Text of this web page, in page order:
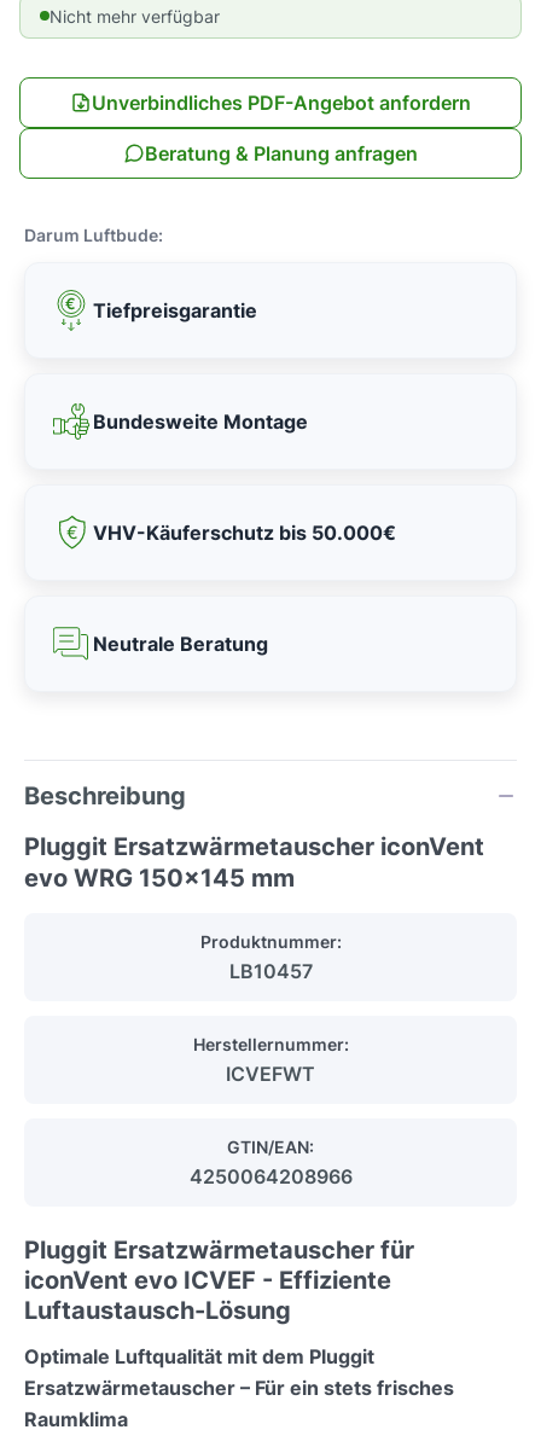
Nicht mehr verfügbar
Unverbindliches PDF-Angebot anfordern
Beratung & Planung anfragen
Darum Luftbude:
Tiefpreisgarantie
Bundesweite Montage
VHV-Käuferschutz bis 50.000€
Neutrale Beratung
Beschreibung
Pluggit Ersatzwärmetauscher iconVent
evo WRG 150x145 mm
Produktnummer:
LB10457
Herstellernummer:
ICVEFWT
GTIN/EAN:
4250064208966
Pluggit Ersatzwärmetauscher für
iconVent evo ICVEF - Effiziente
Luftaustausch-Lösung
Optimale Luftqualität mit dem Pluggit
Ersatzwärmetauscher – Für ein stets frisches
Raumklima